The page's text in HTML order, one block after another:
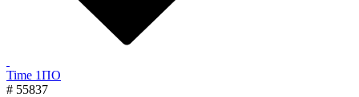
Time 1ПО
# 55837